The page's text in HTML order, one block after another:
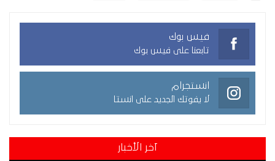
فيس بوك
تابعنا على فيس بوك
انستجرام
لا يفوتك الجديد على انستا
آخر الأخبار